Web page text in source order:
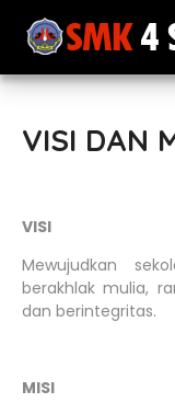
VISI DAN
VISI
Mewujudkan
berakhlak mulia,
dan berintegritas.
MISI